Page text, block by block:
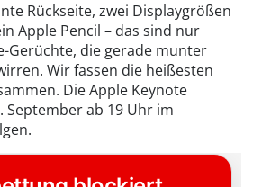
Rückseite, zwei Displaygrößen
Apple Pencil – das sind nur
Gerüchte, die gerade munter
Wir fassen die heißesten
Die Apple Keynote
September ab 19 Uhr im